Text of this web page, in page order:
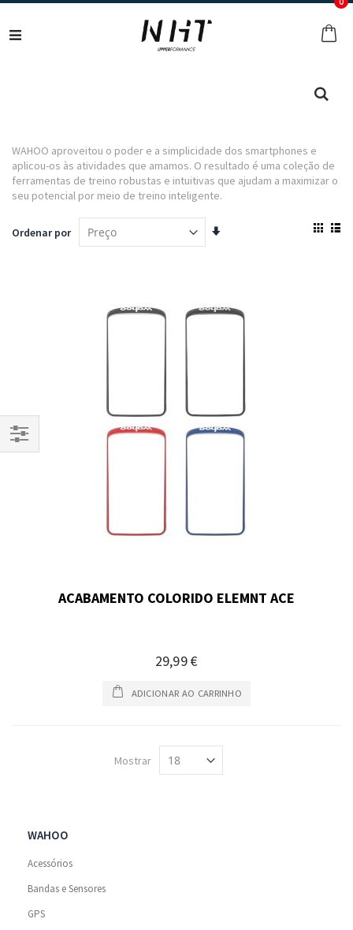
o
WAHOO aproveitou o poder e a simplicidade dos smartphones e
aplicou-os às atividades que amamos. O resultado é uma coleção de
ferramentas de treino robustas e intuitivas que ajudam a maximizar o
seu potencial por meio de treino inteligente.
Ordenar por
Definir
Ver
ACABAMENTO COLORIDO ELEMNT ACE
29,99 €
ADICIONAR AO CARRINHO
Mostrar
WAHOO
Acessórios
Bandas e Sensores
GPS
Filtrar